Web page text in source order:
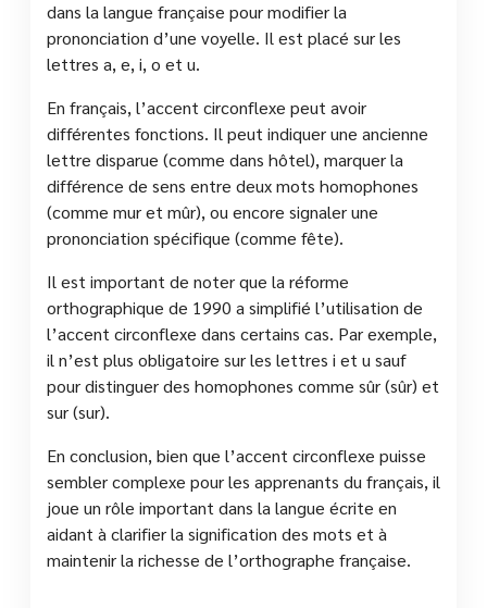
dans la langue française pour modifier la
prononciation d’une voyelle. Il est placé sur les
lettres a, e, i, o et u.
En français, l’accent circonflexe peut avoir
différentes fonctions. Il peut indiquer une ancienne
lettre disparue (comme dans hôtel), marquer la
différence de sens entre deux mots homophones
(comme mur et mûr), ou encore signaler une
prononciation spécifique (comme fête).
Il est important de noter que la réforme
orthographique de 1990 a simplifié l’utilisation de
l’accent circonflexe dans certains cas. Par exemple,
il n’est plus obligatoire sur les lettres i et u sauf
pour distinguer des homophones comme sûr (sûr) et
sur (sur).
En conclusion, bien que l’accent circonflexe puisse
sembler complexe pour les apprenants du français, il
joue un rôle important dans la langue écrite en
aidant à clarifier la signification des mots et à
maintenir la richesse de l’orthographe française.